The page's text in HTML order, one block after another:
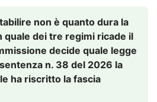
non è quanto dura la
quale dei tre regimi ricade il
decide quale legge
n. 38 del 2026 la
ha riscritto la fascia